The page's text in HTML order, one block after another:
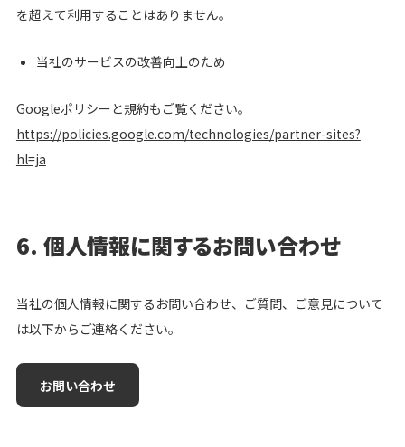
を超えて利用することはありません。
当社のサービスの改善向上のため
Googleポリシーと規約もご覧ください。
https://policies.google.com/technologies/partner-sites?
hl=ja
6. 個人情報に関するお問い合わせ
当社の個人情報に関するお問い合わせ、ご質問、ご意見について
は以下からご連絡ください。
お問い合わせ